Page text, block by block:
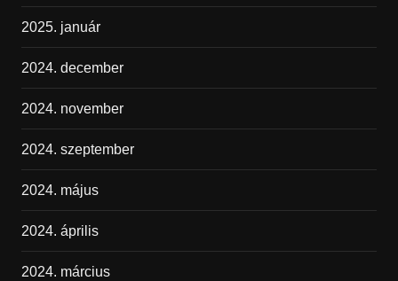
2025. január
2024. december
2024. november
2024. szeptember
2024. május
2024. április
2024. március